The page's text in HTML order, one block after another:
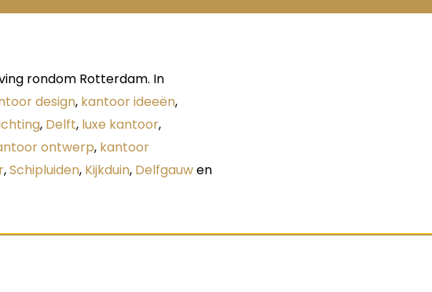
rondom Rotterdam. In
design, kantoor ideeën,
, Delft, luxe kantoor,
ontwerp, kantoor
,Schipluiden, Kijkduin, Delfgauwen